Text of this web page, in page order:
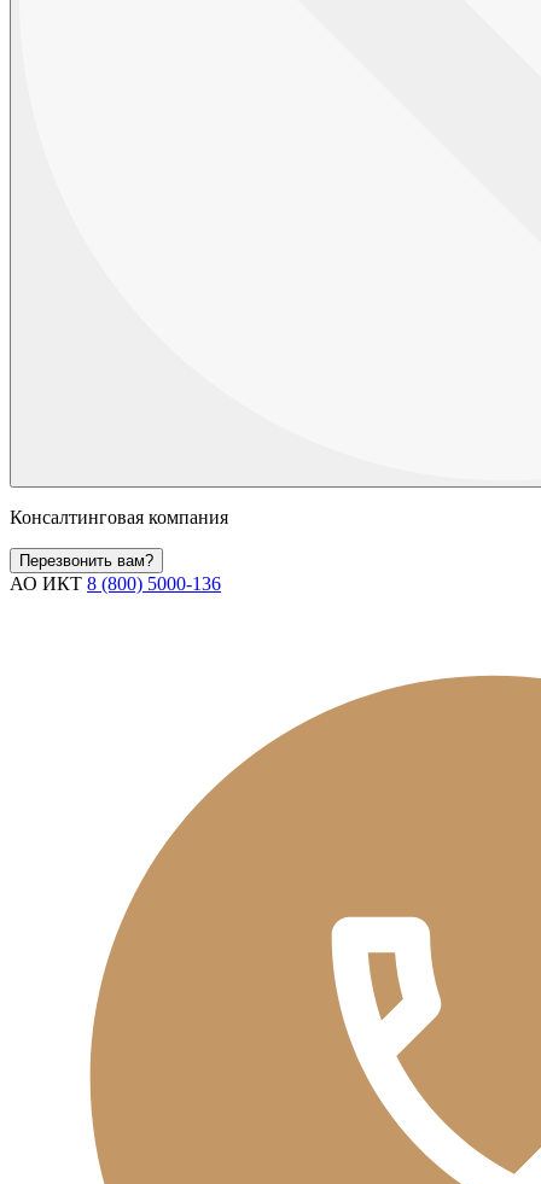
Консалтинговая компания
Перезвонить вам?
АО ИКТ 8 (800) 5000-136